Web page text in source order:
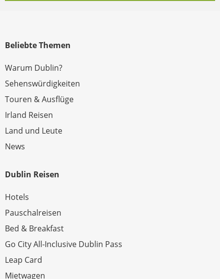
Beliebte Themen
Warum Dublin?
Sehenswürdigkeiten
Touren & Ausflüge
Irland Reisen
Land und Leute
News
Dublin Reisen
Hotels
Pauschalreisen
Bed & Breakfast
Go City All-Inclusive Dublin Pass
Leap Card
Mietwagen